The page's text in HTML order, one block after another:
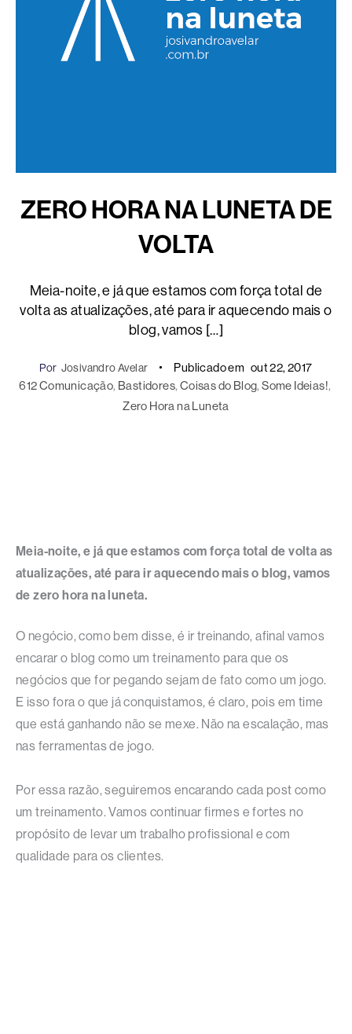
ZERO HORA NA LUNETA DE
VOLTA
Meia-noite, e já que estamos com força total de
volta as atualizações, até para ir aquecendo mais o
blog, vamos […]
Por Josivandro Avelar Publicado em out 22, 2017
612 Comunicação, Bastidores, Coisas do Blog, Some Ideias!
Zero Hora na Luneta
Meia-noite, e já que estamos com força total de volta as
atualizações, até para ir aquecendo mais o blog, vamos
de zero hora na luneta.
O negócio, como bem disse, é ir treinando, afinal vamos
encarar o blog como um treinamento para que os
negócios que for pegando sejam de fato como um jogo.
E isso fora o que já conquistamos, é claro, pois em time
que está ganhando não se mexe. Não na escalação, mas
nas ferramentas de jogo.
Por essa razão, seguiremos encarando cada post como
um treinamento. Vamos continuar firmes e fortes no
propósito de levar um trabalho profissional e com
qualidade para os clientes.